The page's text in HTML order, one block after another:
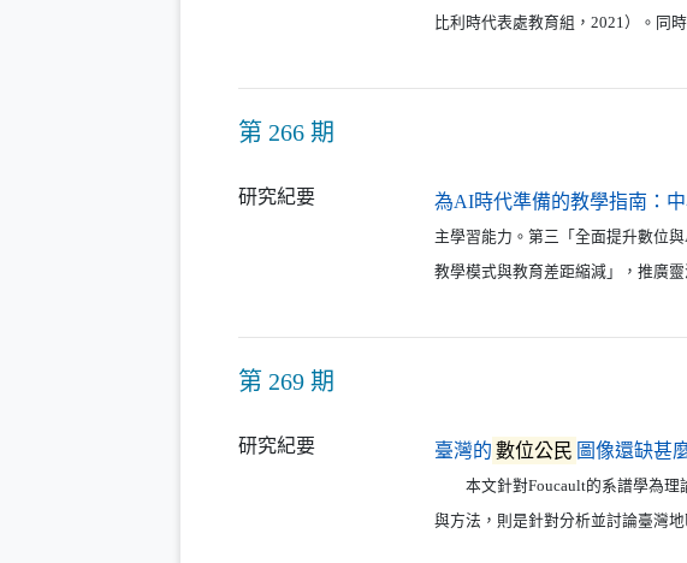
比利時代表處教育組，2021）。同
第 266 期
研究紀要 為AI時代準備的教學指南：
主學習能力。第三「全面提升數位
教學模式與教育差距縮減」，推廣
第 269 期
研究紀要 臺灣的 數位公民 圖像還缺甚
本文針對Foucault的系譜學為理
與方法，則是針對分析並討論臺灣